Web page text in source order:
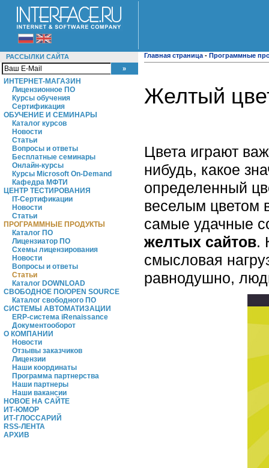
РАССЫЛКИ САЙТА
ИНТЕРНЕТ-МАГАЗИН
Лицензионное ПО
Курсы обучения
Сертификация
ОБУЧЕНИЕ И СЕМИНАРЫ
Каталог курсов
Новости
Статьи
Вопросы и ответы
Бесплатные семинары
Онлайн-курсы
Курсы Microsoft On-Demand
Кафедра МФТИ
ЦЕНТР ТЕСТИРОВАНИЯ
IT-Сертификации
Новости
Статьи
ПРОГРАММНЫЕ ПРОДУКТЫ
Каталог ПО
Лицензиатор ПО
Схемы лицензирования
Новости
Вопросы и ответы
Статьи
Каталог DOWNLOAD
СВОБОДНОЕ ПО/OPEN SOURCE
Каталог свободного ПО
СИСТЕМЫ АВТОМАТИЗАЦИИ
ERP-система iRenaissance
Документооборот
О КОМПАНИИ
Новости
Отзывы заказчиков
Лицензии
Наши координаты
Программа партнерства
Наши партнеры
Наши вакансии
НОВОЕ НА САЙТЕ
ИТ-ЮМОР
ИТ-ГЛОССАРИЙ
RSS-ЛЕНТА
АРХИВ
Главная страница - Программные
Желтый
Цвета играют
нибудь, какое
определенный
веселым цветом
самые удачные
желтых сайтов.
смысловая
равнодушно,